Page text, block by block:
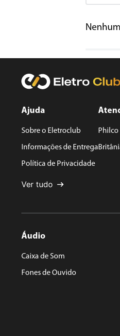
★★
Ajuda
Sobre o Eletroclub
Informações de Entrega
Política de Privacidade
Ver tudo
Philco
Áudio
Caixa de Som
Fones de Ouvido